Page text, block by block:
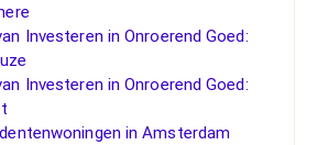
Investeren in Onroerend Goed:
Investeren in Onroerend Goed:
in Amsterdam